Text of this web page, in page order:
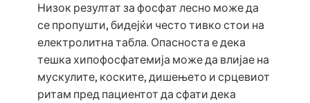
Низок резултат за фосфат лесно може да
се пропушти, бидејќи често тивко стои на
електролитна табла. Опасноста е дека
тешка хипофосфатемија може да влијае на
мускулите, коските, дишењето и срцевиот
ритам пред пациентот да сфати дека